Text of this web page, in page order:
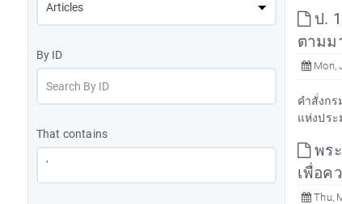
By ID
That contains
ป.
ตามม
Mon,
คำสั่งกร
แห่งปร
พร
เพื่อค
Thu,